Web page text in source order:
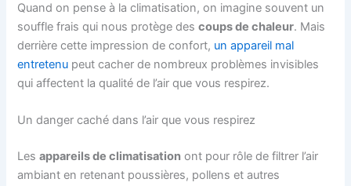
Quand on pense à la climatisation, on imagine souvent un
souffle frais qui nous protège descoups de chaleur. Mais
derrière cette impression de confort, un appareil mal
entretenu peut cacher de nombreux problèmes invisibles
qui affectent la qualité de l’air que vous respirez.
Un danger caché dans l’air que vous respirez
Lesappareils de climatisation ont pour rôle de filtrer l’air
ambiant en retenant poussières, pollens et autres